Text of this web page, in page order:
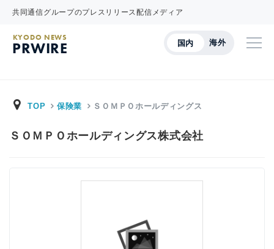
共同通信グループのプレスリリース配信メディア
国内 海外
KYODO NEWS
PRWIRE
TOP 保険業 ＳＯＭＰＯホールディングス
ＳＯＭＰＯホールディングス株式会社